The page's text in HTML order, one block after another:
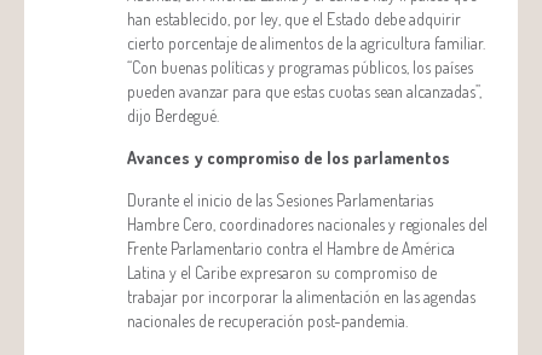
han establecido, por ley, que el Estado debe adquirir
cierto porcentaje de alimentos de la agricultura familiar.
“Con buenas políticas y programas públicos, los países
pueden avanzar para que estas cuotas sean alcanzadas”,
dijo Berdegué.
Avances y compromiso de los parlamentos
Durante el inicio de las Sesiones Parlamentarias
Hambre Cero, coordinadores nacionales y regionales del
Frente Parlamentario contra el Hambre de América
Latina y el Caribe expresaron su compromiso de
trabajar por incorporar la alimentación en las agendas
nacionales de recuperación post-pandemia.